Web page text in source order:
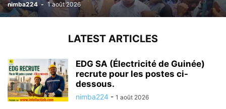
nimba224 - 1 août 2026
LATEST ARTICLES
EDG SA (Électricité de Guinée)
recrute pour les postes ci-
dessous.
nimba224 - 1 août 2026